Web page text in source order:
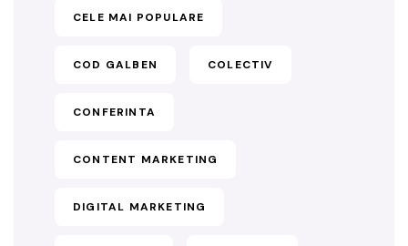
CELE MAI POPULARE
COD GALBEN COLECTIV
CONFERINTA
CONTENT MARKETING
DIGITAL MARKETING